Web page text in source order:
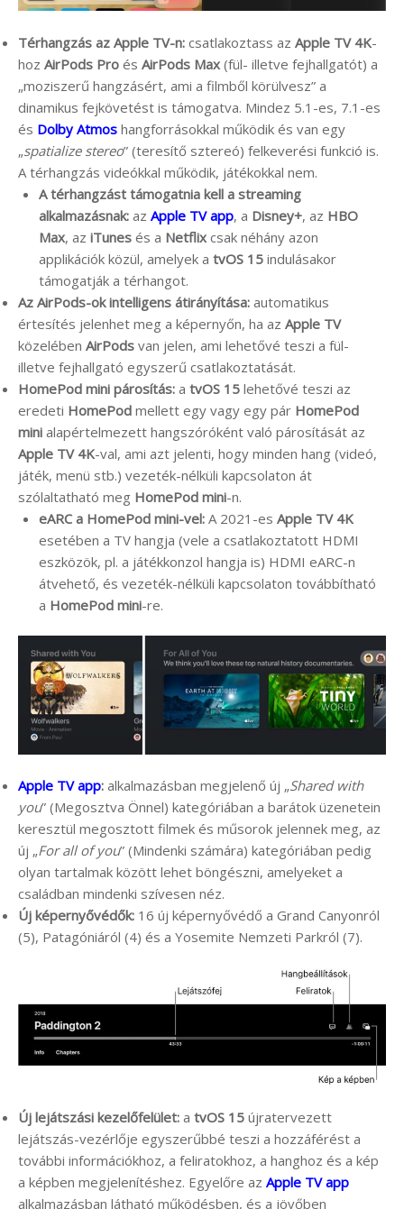
Térhangzás az Apple TV-n: csatlakoztass az Apple TV 4K-
hoz AirPods Pro és AirPods Max (fül- illetve fejhallgatót) a
„moziszerű hangzásért, ami a filmből körülvesz” a
dinamikus fejkövetést is támogatva. Mindez 5.1-es, 7.1-es
és Dolby Atmos hangforrásokkal működik és van egy
„spatialize stereo” (teresítő sztereó) felkeverési funkció is.
A térhangzás videókkal működik, játékokkal nem.
A térhangzást támogatnia kell a streaming
alkalmazásnak:az Apple TV app, a Disney+, az HBO
Max, az iTunesés a Netflixcsak néhány azon
applikációk közül, amelyek a tvOS 15indulásakor
támogatják a térhangot.
Az AirPods-ok intelligens átirányítása: automatikus
értesítés jelenhet meg a képernyőn, ha az Apple TV
közelében AirPods van jelen, ami lehetővé teszi a fül-
illetve fejhallgató egyszerű csatlakoztatását.
HomePod mini párosítás: a tvOS 15 lehetővé teszi az
eredeti HomePod mellett egy vagy egy pár HomePod
mini alapértelmezett hangszóróként való párosítását az
Apple TV 4K-val, ami azt jelenti, hogy minden hang (videó,
játék, menü stb.) vezeték-nélküli kapcsolaton át
szólaltatható meg HomePod mini-n.
eARC a HomePod mini-vel: A 2021-es Apple TV 4K
esetében a TV hangja (vele a csatlakoztatott HDMI
eszközök, pl. a játékkonzol hangja is) HDMI eARC-n
átvehető, és vezeték-nélküli kapcsolaton továbbítható
a HomePod mini-re.
Apple TV app: alkalmazásban megjelenő új „Shared with
you” (Megosztva Önnel) kategóriában a barátok üzenetein
keresztül megosztott filmek és műsorok jelennek meg, az
új „For all of you” (Mindenki számára) kategóriában pedig
olyan tartalmak között lehet böngészni, amelyeket a
családban mindenki szívesen néz.
Új képernyővédők: 16 új képernyővédő a Grand Canyonról
(5), Patagóniáról (4) és a Yosemite Nemzeti Parkról (7).
Új lejátszási kezelőfelület: a tvOS 15 újratervezett
lejátszás-vezérlője egyszerűbbé teszi a hozzáférést a
további információkhoz, a feliratokhoz, a hanghoz és a kép
a képben megjelenítéshez. Egyelőre az Apple TV app
alkalmazásban látható működésben, és a jövőben